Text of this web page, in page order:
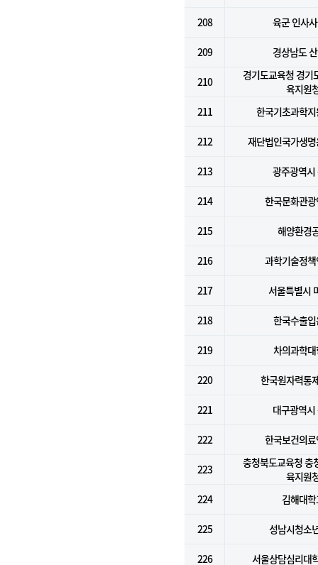
208 육군 인사
209 경상남도
210
경기도교육청 경기
육지원
211
한국기초과학
212 재단법인국가생
213 광주광역시
214 한국문화관
215 해양환경
216 과학기술정
217 서울특별시
218 한국수출
219 차의과학
220 한국원자력통
221 대구광역시
222 한국보건의
223
충청북도교육청 충
육지원
224
김해대
225 성남시청소
226 서울상담심리대